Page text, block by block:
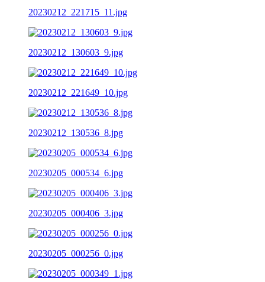
20230212_221715_11.jpg
20230212_130603_9.jpg
20230212_221649_10.jpg
20230212_130536_8.jpg
20230205_000534_6.jpg
20230205_000406_3.jpg
20230205_000256_0.jpg